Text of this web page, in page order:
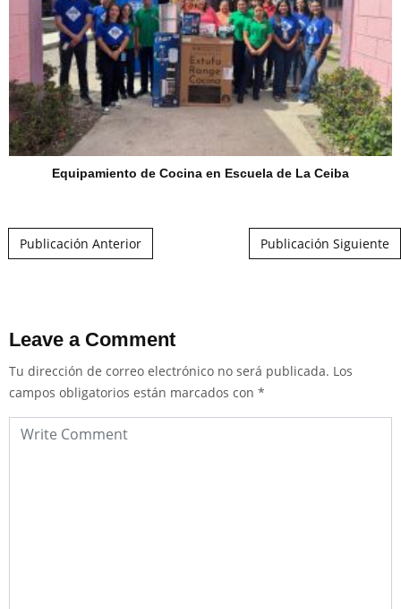
Equipamiento de Cocina en Escuela de La Ceiba
Publicación Anterior Publicación Siguiente
Leave a Comment
Tu dirección de correo electrónico no será publicada. Los
campos obligatorios están marcados con *